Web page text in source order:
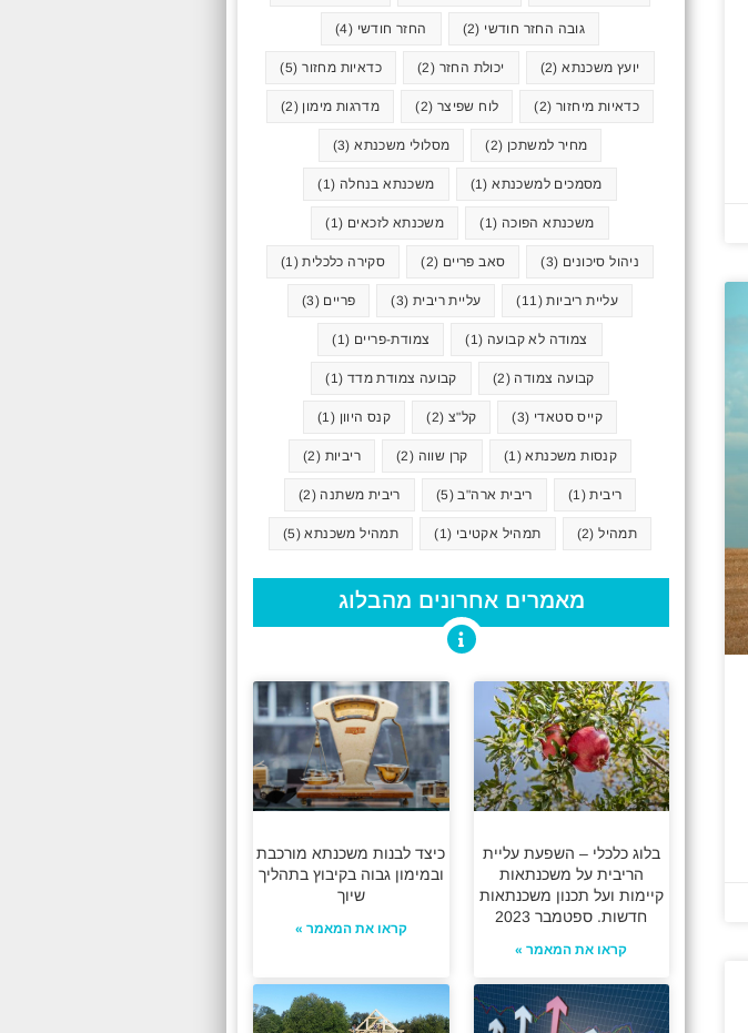
גובה החזר חודשי (2) החזר חודשי (4)
יועץ משכנתא(2) יכולת החזר (2) כדאיות מחזור(5)
כדאיות מיחזור(2) לוח שפיצר (2) מדרגות מימון (2)
מחיר למשתכן (2) מסלולי משכנתא(3)
מסמכים למשכנתא(1) משכנתא בנחלה (1)
משכנתא הפוכה (1) משכנתא לזכאים (1)
ניהול סיכונים (3) סאב פריים (2) סקירה כלכלית(1)
עליית ריביות(11) עליית ריבית(3) פריים (3)
צמודה לא קבועה (1) צמודת-פריים (1)
קבועה צמודה (2) קבועה צמודת מדד (1)
קייס סטאדי (3) קל"צ (2) קנס היוון (1)
קנסות משכנתא(1) קרן שווה (2) ריביות (2)
ריבית(1) ריבית ארה"ב(5) ריבית משתנה (2)
תמהיל(2) תמהיל אקטיבי (1) תמהיל משכנתא(5)
מאמרים אחרונים מהבלוג
בלוג כלכלי – השפעת עליית
הריבית על משכנתאות
קיימות ועל תכנון משכנתאות
חדשות. ספטמבר 2023
קראו את המאמר »
כיצד לבנות משכנתא מורכבת
ובמימון גבוה בקיבוץ בתהליך
שיוך
קראו את המאמר »